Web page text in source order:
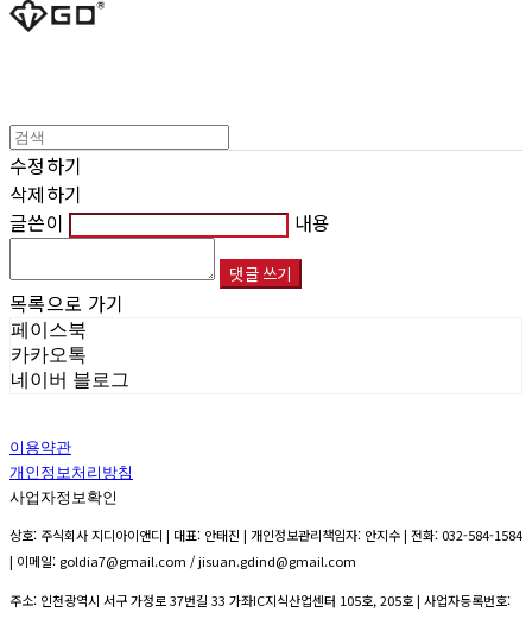
수정하기
삭제하기
글쓴이
내용
댓글 쓰기
목록으로 가기
페이스북
카카오톡
네이버 블로그
이용약관
개인정보처리방침
사업자정보확인
상호: 주식회사 지디아이앤디 | 대표: 안태진 | 개인정보관리책임자: 안지수 | 전화: 032-584-1584
| 이메일: goldia7@gmail.com / jisuan.gdind@gmail.com
주소: 인천광역시 서구 가정로 37번길 33 가좌IC지식산업센터 105호, 205호 | 사업자등록번호: